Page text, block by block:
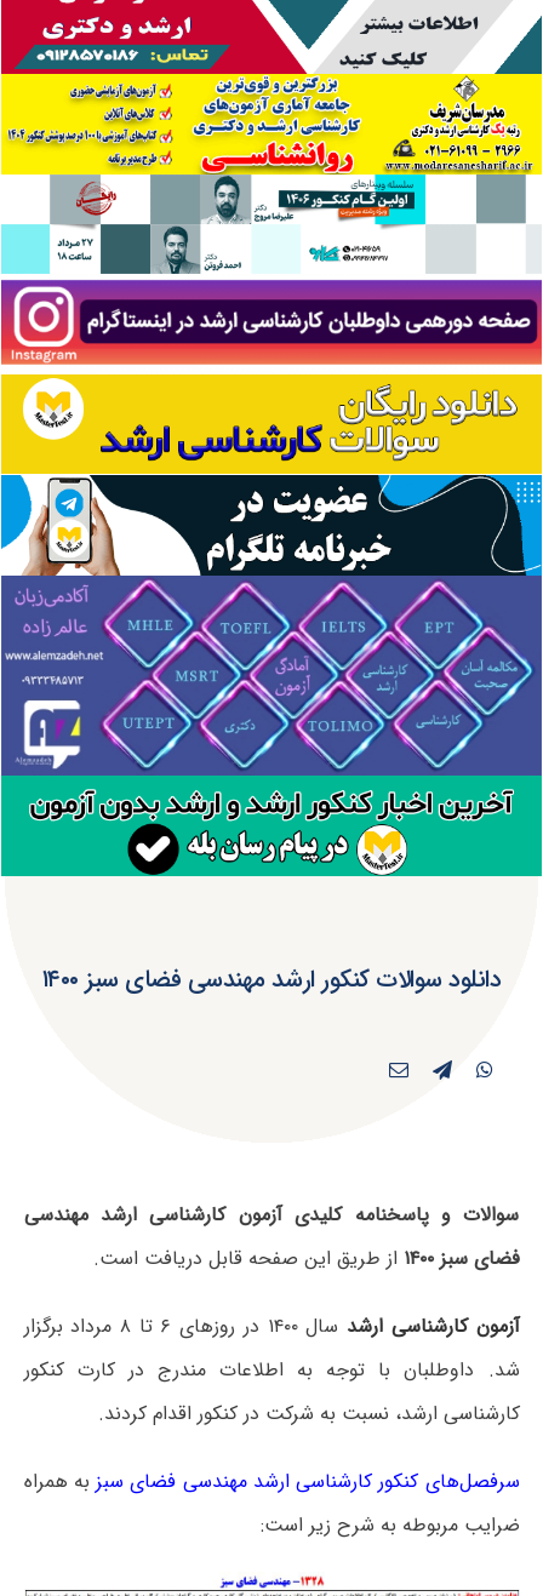
دانلود سوالات کنکور ارشد مهندسی فضای سبز ۱۴۰۰
سوالات و پاسخنامه کلیدی آزمون کارشناسی ارشد مهندسی
فضای سبز ۱۴۰۰
از طریق این صفحه قابل دریافت است.
آزمون کارشناسی ارشد
سال ۱۴۰۰ در روزهای ۶ تا ۸ مرداد برگزار
شد. داوطلبان با توجه به اطلاعات مندرج در کارت کنکور
کارشناسی ارشد، نسبت به شرکت در کنکور اقدام کردند.
سرفصل‌های کنکور کارشناسی ارشد مهندسی فضای سبز به همراه
ضرایب مربوطه به شرح زیر است: